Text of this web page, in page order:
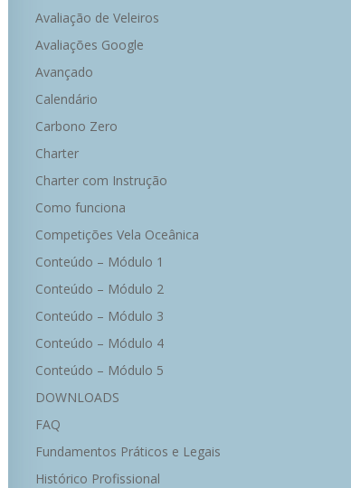
Avaliação de Veleiros
Avaliações Google
Avançado
Calendário
Carbono Zero
Charter
Charter com Instrução
Como funciona
Competições Vela Oceânica
Conteúdo – Módulo 1
Conteúdo – Módulo 2
Conteúdo – Módulo 3
Conteúdo – Módulo 4
Conteúdo – Módulo 5
DOWNLOADS
FAQ
Fundamentos Práticos e Legais
Histórico Profissional